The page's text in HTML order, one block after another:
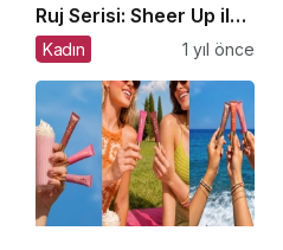
Ruj Serisi: Sheer Up ile
Gülümse
Kadın 1 yıl önce